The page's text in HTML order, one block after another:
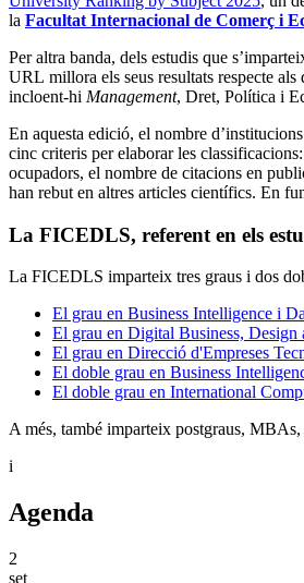
la Facultat Internacional de Comerç i
Per altra banda, dels estudis que
URL millora els seus resultats respecte
incloent-hi Management, Dret, Política i
En aquesta edició, el nombre
cinc criteris per elaborar les
ocupadors, el nombre de citacions en
han rebut en altres articles científics. En
La FICEDLS, referent en els
La FICEDLS imparteix tres graus i dos
El grau en Business Intelligence i
El grau en Digital Business, Design
El grau en Direcció d'Empreses
El doble grau en Business
El doble grau en International
A més, també imparteix postgraus,
i
Agenda
2
set